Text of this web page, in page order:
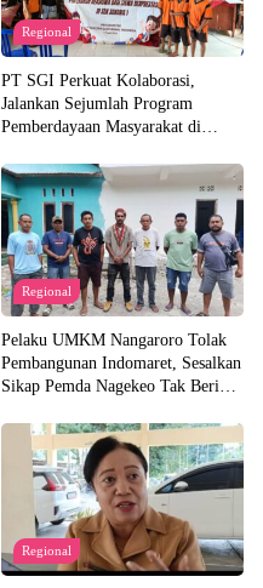
Regional
PT SGI Perkuat Kolaborasi,
Jalankan Sejumlah Program
Pemberdayaan Masyarakat di
Regional
Pelaku UMKM Nangaroro Tolak
Pembangunan Indomaret, Sesalkan
Sikap Pemda Nagekeo Tak Beri
Regional